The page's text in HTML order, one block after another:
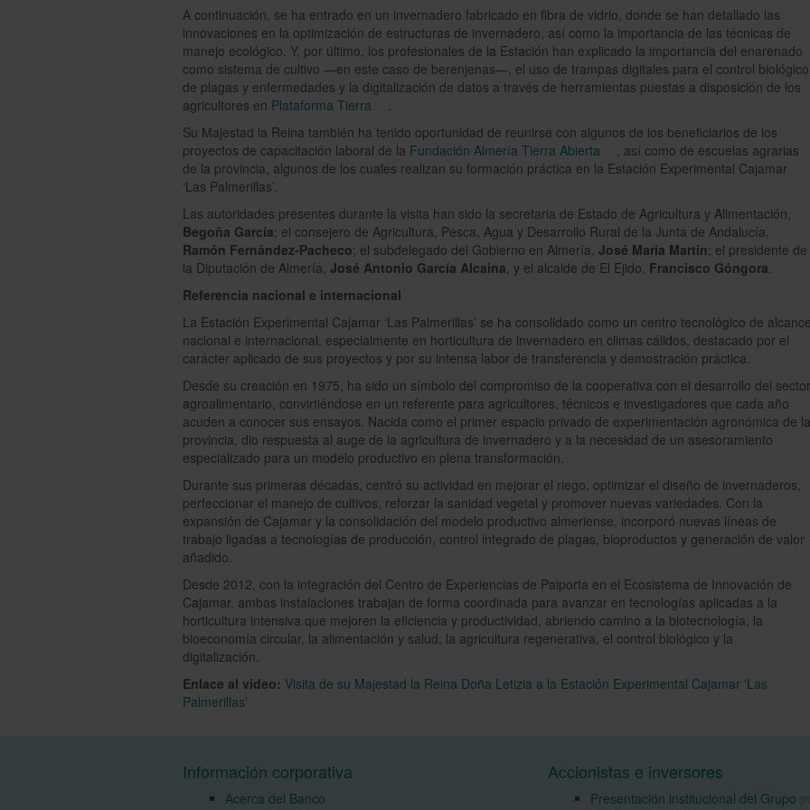
A continuación, se ha entrado en un invernadero fabricado en fibra de vidrio, donde se han detallado las
innovaciones en la optimización de estructuras de invernadero, así como la importancia de las técnicas de
manejo ecológico. Y, por último, los profesionales de la Estación han explicado la importancia del enarenado
como sistema de cultivo —en este caso de berenjenas—, el uso de trampas digitales para el control biológico
de plagas y enfermedades y la digitalización de datos a través de herramientas puestas a disposición de los
agricultores en Plataforma Tierra
.
Su Majestad la Reina también ha tenido oportunidad de reunirse con algunos de los beneficiarios de los
proyectos de capacitación laboral de la Fundación Almería Tierra Abierta
, así como de escuelas agrarias
de la provincia, algunos de los cuales realizan su formación práctica en la Estación Experimental Cajamar
‘Las Palmerillas’.
Las autoridades presentes durante la visita han sido la secretaria de Estado de Agricultura y Alimentación,
Begoña García; el consejero de Agricultura, Pesca, Agua y Desarrollo Rural de la Junta de Andalucía,
Ramón Fernández-Pacheco; el subdelegado del Gobierno en Almería, José María Martín; el presidente de
la Diputación de Almería, José Antonio García Alcaina, y el alcalde de El Ejido, Francisco Góngora.
Referencia nacional e internacional
La Estación Experimental Cajamar ‘Las Palmerillas’ se ha consolidado como un centro tecnológico de
nacional e internacional, especialmente en horticultura de invernadero en climas cálidos, destacado por el
carácter aplicado de sus proyectos y por su intensa labor de transferencia y demostración práctica.
Desde su creación en 1975, ha sido un símbolo del compromiso de la cooperativa con el desarrollo del sector
agroalimentario, convirtiéndose en un referente para agricultores, técnicos e investigadores que cada año
acuden a conocer sus ensayos. Nacida como el primer espacio privado de experimentación agronómica de la
provincia, dio respuesta al auge de la agricultura de invernadero y a la necesidad de un asesoramiento
especializado para un modelo productivo en plena transformación.
Durante sus primeras décadas, centró su actividad en mejorar el riego, optimizar el diseño de invernaderos,
perfeccionar el manejo de cultivos, reforzar la sanidad vegetal y promover nuevas variedades. Con la
expansión de Cajamar y la consolidación del modelo productivo almeriense, incorporó nuevas líneas de
trabajo ligadas a tecnologías de producción, control integrado de plagas, bioproductos y generación de valor
añadido.
Desde 2012, con la integración del Centro de Experiencias de Paiporta en el Ecosistema de Innovación de
Cajamar, ambas instalaciones trabajan de forma coordinada para avanzar en tecnologías aplicadas a la
horticultura intensiva que mejoren la eficiencia y productividad, abriendo camino a la biotecnología, la
bioeconomía circular, la alimentación y salud, la agricultura regenerativa, el control biológico y la
digitalización.
Enlace al video: Visita de su Majestad la Reina Doña Letizia a la Estación Experimental Cajamar 'Las
Palmerillas'
Información corporativa
Acerca del Banco
Accionistas e inversores
Presentación institucional del Grupo